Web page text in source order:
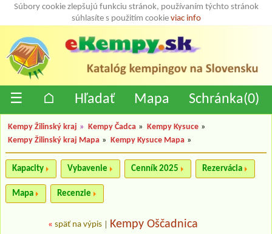
Súbory cookie zlepšujú funkciu stránok, používaním týchto stránok
súhlasíte s použitím cookie viac info
☰ ⌂ Hľadať Mapa Schránka(0)
Kempy Žilinský kraj » Kempy Čadca » Kempy Kysuce »
Kempy Žilinský kraj Mapa » Kempy Kysuce Mapa »
Kapacity Vybavenie Cenník 2025 Rezervácia
Mapa Recenzie
« späť na výpis Kempy Oščadnica